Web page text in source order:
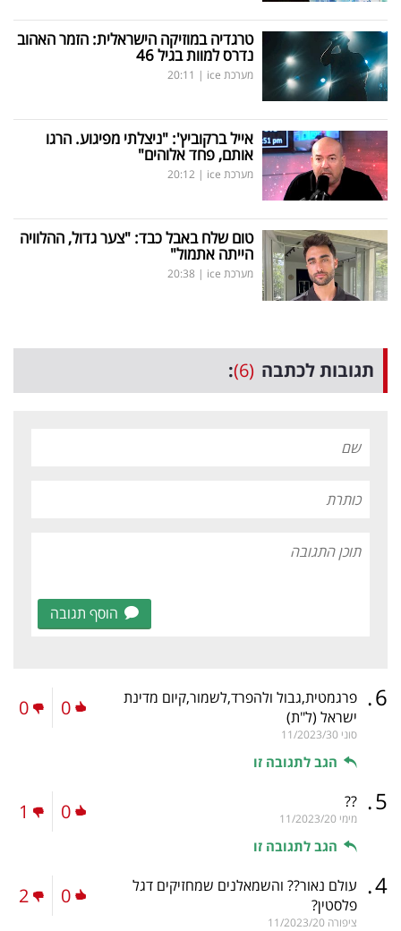
טרגדיה במוזיקה הישראלית: הזמר האהוב
נדרס למוות בגיל 46
מערכת ice |
20:11
אייל ברקוביץ': "ניצלתי מפיגוע. הרגו
אותם, פחד אלוהים"
מערכת ice |
20:12
טום שלח באבל כבד: "צער גדול, ההלוויה
הייתה אתמול"
מערכת ice |
20:38
תגובות לכתבה (6)
:
הוסף תגובה
6
. פרגמטית,גבול ולהפרד,לשמור,קיום מדינת
ישראל (ל"ת)
סוני 11/2023/30
הגב לתגובה זו
0
0
5
.
??
מימי 11/2023/20
הגב לתגובה זו
0
1
4
. עולם נאור?? והשמאלנים שמחזיקים דגל
פלסטין?
ציפורה 11/2023/20
0
2